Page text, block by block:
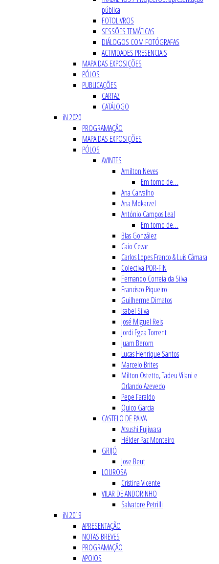
pública
FOTOLIVROS
SESSÕES TEMÁTICAS
DIÁLOGOS COM FOTÓGRAFAS
ACTIVIDADES PRESENCIAIS
MAPA DAS EXPOSIÇÕES
PÓLOS
PUBLICAÇÕES
CARTAZ
CATÁLOGO
iN 2020
PROGRAMAÇÃO
MAPA DAS EXPOSIÇÕES
PÓLOS
AVINTES
Amilton Neves
Em torno de…
Ana Carvalho
Ana Mokarzel
António Campos Leal
Em torno de…
Blas González
Caio Cezar
Carlos Lopes Franco & Luís Câmara
Colectiva POR-FIN
Fernando Correia da Silva
Francisco Piqueiro
Guilherme Dimatos
Isabel Silva
José Miguel Reis
Jordi Egea Torrent
Juam Berom
Lucas Henrique Santos
Marcelo Brites
Milton Ostetto, Tadeu Vilani e
Orlando Azevedo
Pepe Faraldo
Quico Garcia
CASTELO DE PAIVA
Atsushi Fujiwara
Hélder Paz Monteiro
GRIJÓ
Jose Beut
LOUROSA
Cristina Vicente
VILAR DE ANDORINHO
Salvatore Petrilli
iN 2019
APRESENTAÇÃO
NOTAS BREVES
PROGRAMAÇÃO
APOIOS